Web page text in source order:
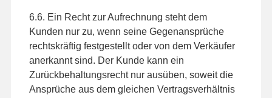
6.6. Ein Recht zur Aufrechnung steht dem
Kunden nur zu, wenn seine Gegenansprüche
rechtskräftig festgestellt oder von dem Verkäufer
anerkannt sind. Der Kunde kann ein
Zurückbehaltungsrecht nur ausüben, soweit die
Ansprüche aus dem gleichen Vertragsverhältnis